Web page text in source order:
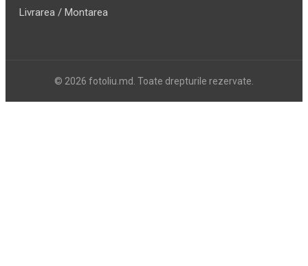
Livrarea / Montarea
© 2026 fotoliu.md. Toate drepturile rezervate.